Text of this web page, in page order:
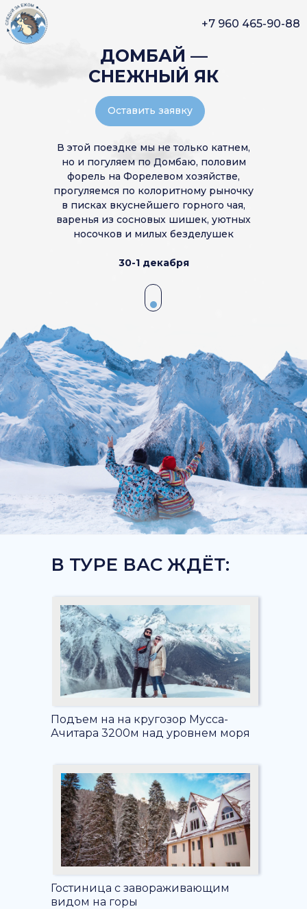
+7 960 465-90-88
Оставить заявку
ДОМБАЙ —
СНЕЖНЫЙ ЯК
В этой поездке мы не только катнем,
но и погуляем по Домбаю, половим
форель на Форелевом хозяйстве,
прогуляемся по колоритному рыночку
в писках вкуснейшего горного чая,
варенья из сосновых шишек, уютных
носочков и милых безделушек
30-1 декабря
В ТУРЕ ВАС ЖДЁТ:
Подъем на на кругозор Мусса-
Ачитара 3200м над уровнем моря
Гостиница с завораживающим
видом на горы